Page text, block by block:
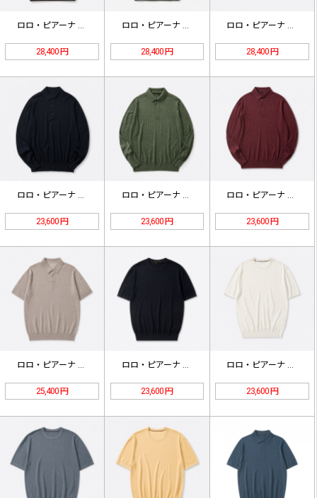
28,400 円 28,400 円 28,400 円
ロロ・ピアーナ Wish ウール 長…
23,600 円
ロロ・ピアーナ Wish ウール 長…
23,600 円
ロロ・ピアーナ Wish ウール 長…
23,600 円
ロロ・ピアーナ Manipur ウー…
25,400 円
ロロ・ピアーナ Walkery クル…
23,600 円
ロロ・ピアーナ Walkery クル…
23,600 円